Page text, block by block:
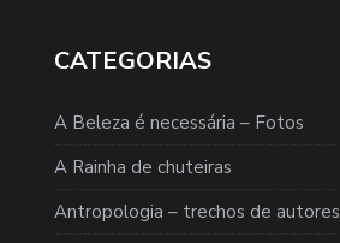
CATEGORIAS
A Beleza é necessária – Fotos
A Rainha de chuteiras
Antropologia – trechos de autores